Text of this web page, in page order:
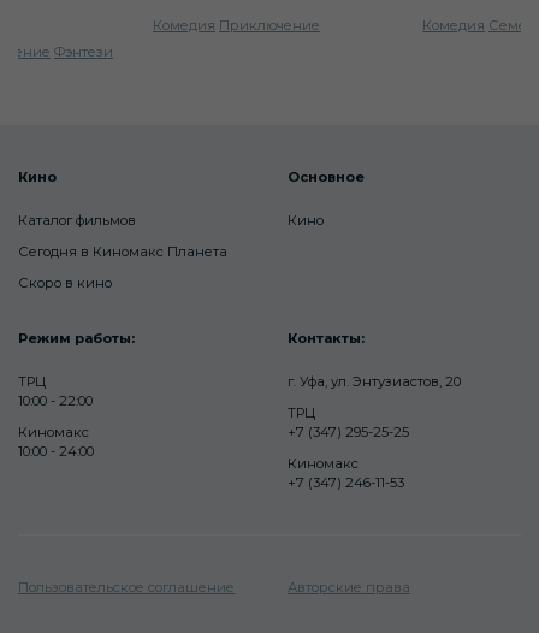
Комедия Приключение Комедия
Фэнтези
Кино
Каталог фильмов
Сегодня в Киномакс Планета
Скоро в кино
Основное
Кино
Режим работы:
ТРЦ
10:00 - 22:00
Киномакс
10:00 - 24:00
Контакты:
г. Уфа, ул. Энтузиастов, 20
ТРЦ
+7 (347) 295-25-25
Киномакс
+7 (347) 246-11-53
Пользовательское соглашение Авторские права